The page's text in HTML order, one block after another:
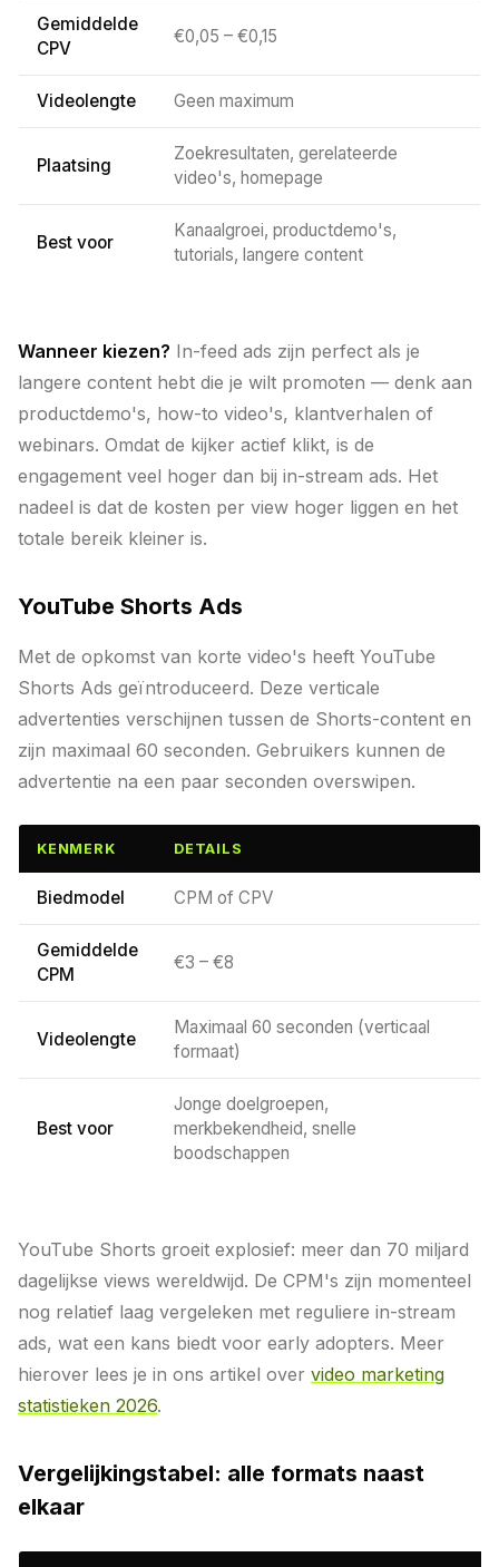
Gemiddelde
CPV
€0,05 – €0,15
Videolengte Geen maximum
Plaatsing
Zoekresultaten, gerelateerde
video's, homepage
Best voor
Kanaalgroei, productdemo's,
tutorials, langere content
Wanneer kiezen? In-feed ads zijn perfect als je
langere content hebt die je wilt promoten — denk aan
productdemo's, how-to video's, klantverhalen of
webinars. Omdat de kijker actief klikt, is de
engagement veel hoger dan bij in-stream ads. Het
nadeel is dat de kosten per view hoger liggen en het
totale bereik kleiner is.
YouTube Shorts Ads
Met de opkomst van korte video's heeft YouTube
Shorts Ads geïntroduceerd. Deze verticale
advertenties verschijnen tussen de Shorts-content en
zijn maximaal 60 seconden. Gebruikers kunnen de
advertentie na een paar seconden overswipen.
KENMERK DETAILS
Biedmodel CPM of CPV
Gemiddelde
CPM
€3 – €8
Videolengte
Maximaal 60 seconden (verticaal
formaat)
Best voor
Jonge doelgroepen,
merkbekendheid, snelle
boodschappen
YouTube Shorts groeit explosief: meer dan 70 miljard
dagelijkse views wereldwijd. De CPM's zijn momenteel
nog relatief laag vergeleken met reguliere in-stream
ads, wat een kans biedt voor early adopters. Meer
hierover lees je in ons artikel over video marketing
statistieken 2026.
Vergelijkingstabel: alle formats naast
elkaar